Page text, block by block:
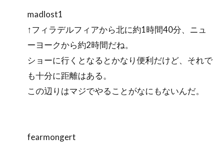
madlost1
↑フィラデルフィアから北に約1時間40分、ニュ
ーヨークから約2時間だね。
ショーに行くとなるとかなり便利だけど、それで
も十分に距離はある。
この辺りはマジでやることがなにもないんだ。
fearmongert